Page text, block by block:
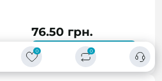
0 0
76.50 грн.
До кошика